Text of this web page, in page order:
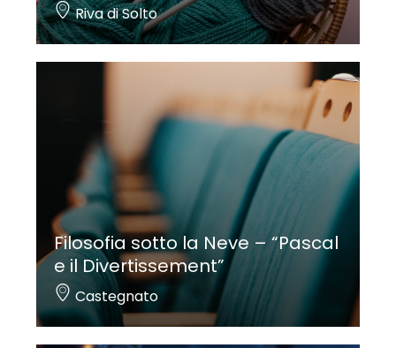
Riva di Solto
Filosofia sotto la Neve – “Pascal
e il Divertissement”
Castegnato